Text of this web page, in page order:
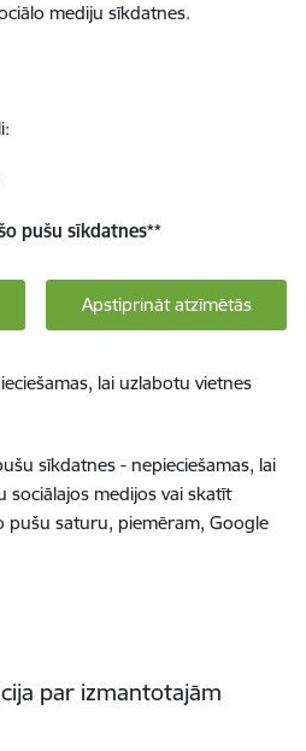
mediju sīkdatnes.
pušu sīkdatnes**
Apstiprināt atzīmētās
lai uzlabotu vietnes
sīkdatnes - nepieciešamas, lai
sociālajos medijos vai skatīt
pušu saturu, piemēram, Google
par izmantotajām